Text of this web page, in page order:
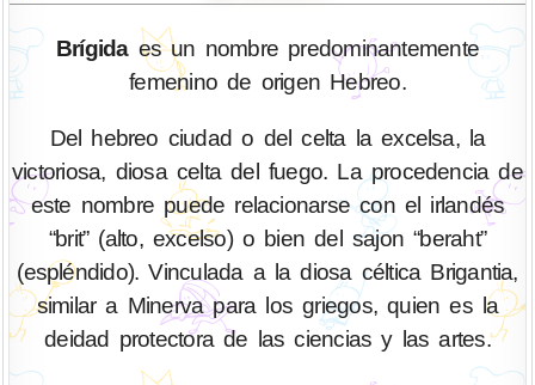
Brígidaes un nombre predominantemente
femenino de origen Hebreo.
Del hebreo ciudad o del celta la excelsa, la
victoriosa, diosa celta del fuego. La procedencia de
este nombre puede relacionarse con el irlandés
“brit” (alto, excelso) o bien del sajon “beraht”
(espléndido). Vinculada a la diosa céltica Brigantia,
similar a Minerva para los griegos, quien es la
deidad protectora de las ciencias y las artes.